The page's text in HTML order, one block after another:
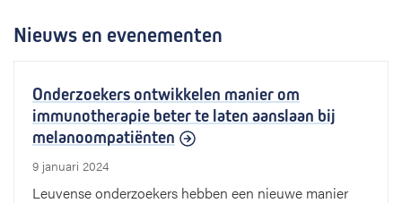
Nieuws en evenementen
Onderzoekers ontwikkelen manier om
immunotherapie beter te laten aanslaan bij
melanoompatiënten
9 januari 2024
Leuvense onderzoekers hebben een nieuwe manier